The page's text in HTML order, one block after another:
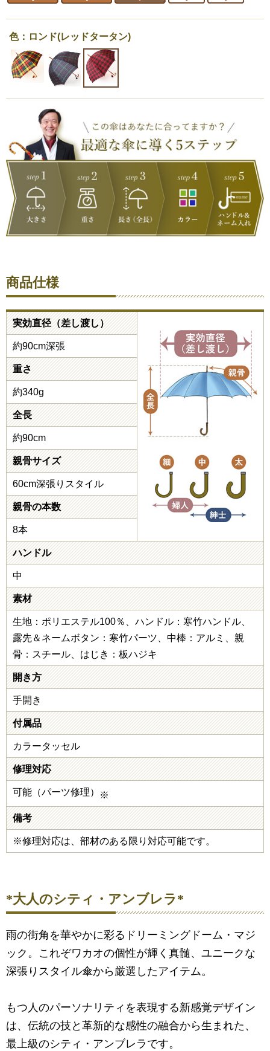
色：ロンド(レッドタータン)
商品仕様
実効直径（差し渡し）
約90cm深張
重さ
約340g
全長
約90cm
親骨サイズ
60cm深張りスタイル
親骨の本数
8本
ハンドル
中
素材
生地：ポリエステル100％、ハンドル：寒竹ハンドル、
露先＆ネームボタン：寒竹パーツ、中棒：アルミ、親
骨：スチール、はじき：板ハジキ
開き方
手開き
付属品
カラータッセル
修理対応
可能（パーツ修理） ※
備考
※修理対応は、部材のある限り対応可能です。
*大人のシティ・アンブレラ*
雨の街角を華やかに彩るドリーミングドーム・マジ
ック。これぞワカオの個性が輝く真髄、ユニークな
深張りスタイル傘から厳選したアイテム。
もつ人のパーソナリティを表現する新感覚デザイン
は、伝統の技と革新的な感性の融合から生まれた、
最上級のシティ・アンブレラです。